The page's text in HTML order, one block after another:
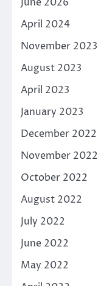
April 2024
November 2023
August 2023
April 2023
January 2023
December 2022
November 2022
October 2022
August 2022
July 2022
June 2022
May 2022